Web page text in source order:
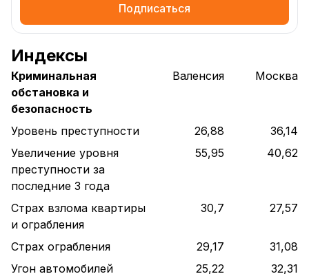
Подписаться
Индексы
Криминальная
обстановка и
безопасность
Валенсия Москва
Уровень преступности 26,88
36,14
Увеличение уровня
преступности за
последние 3 года
55,95 40,62
Страх взлома квартиры
и ограбления
30,7 27,57
Страх ограбления 29,17
31,08
Угон автомобилей
25,22 32,31